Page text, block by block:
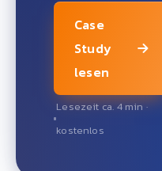
Case
Study
lesen
Lesezeit ca. 4 min ·
kostenlos